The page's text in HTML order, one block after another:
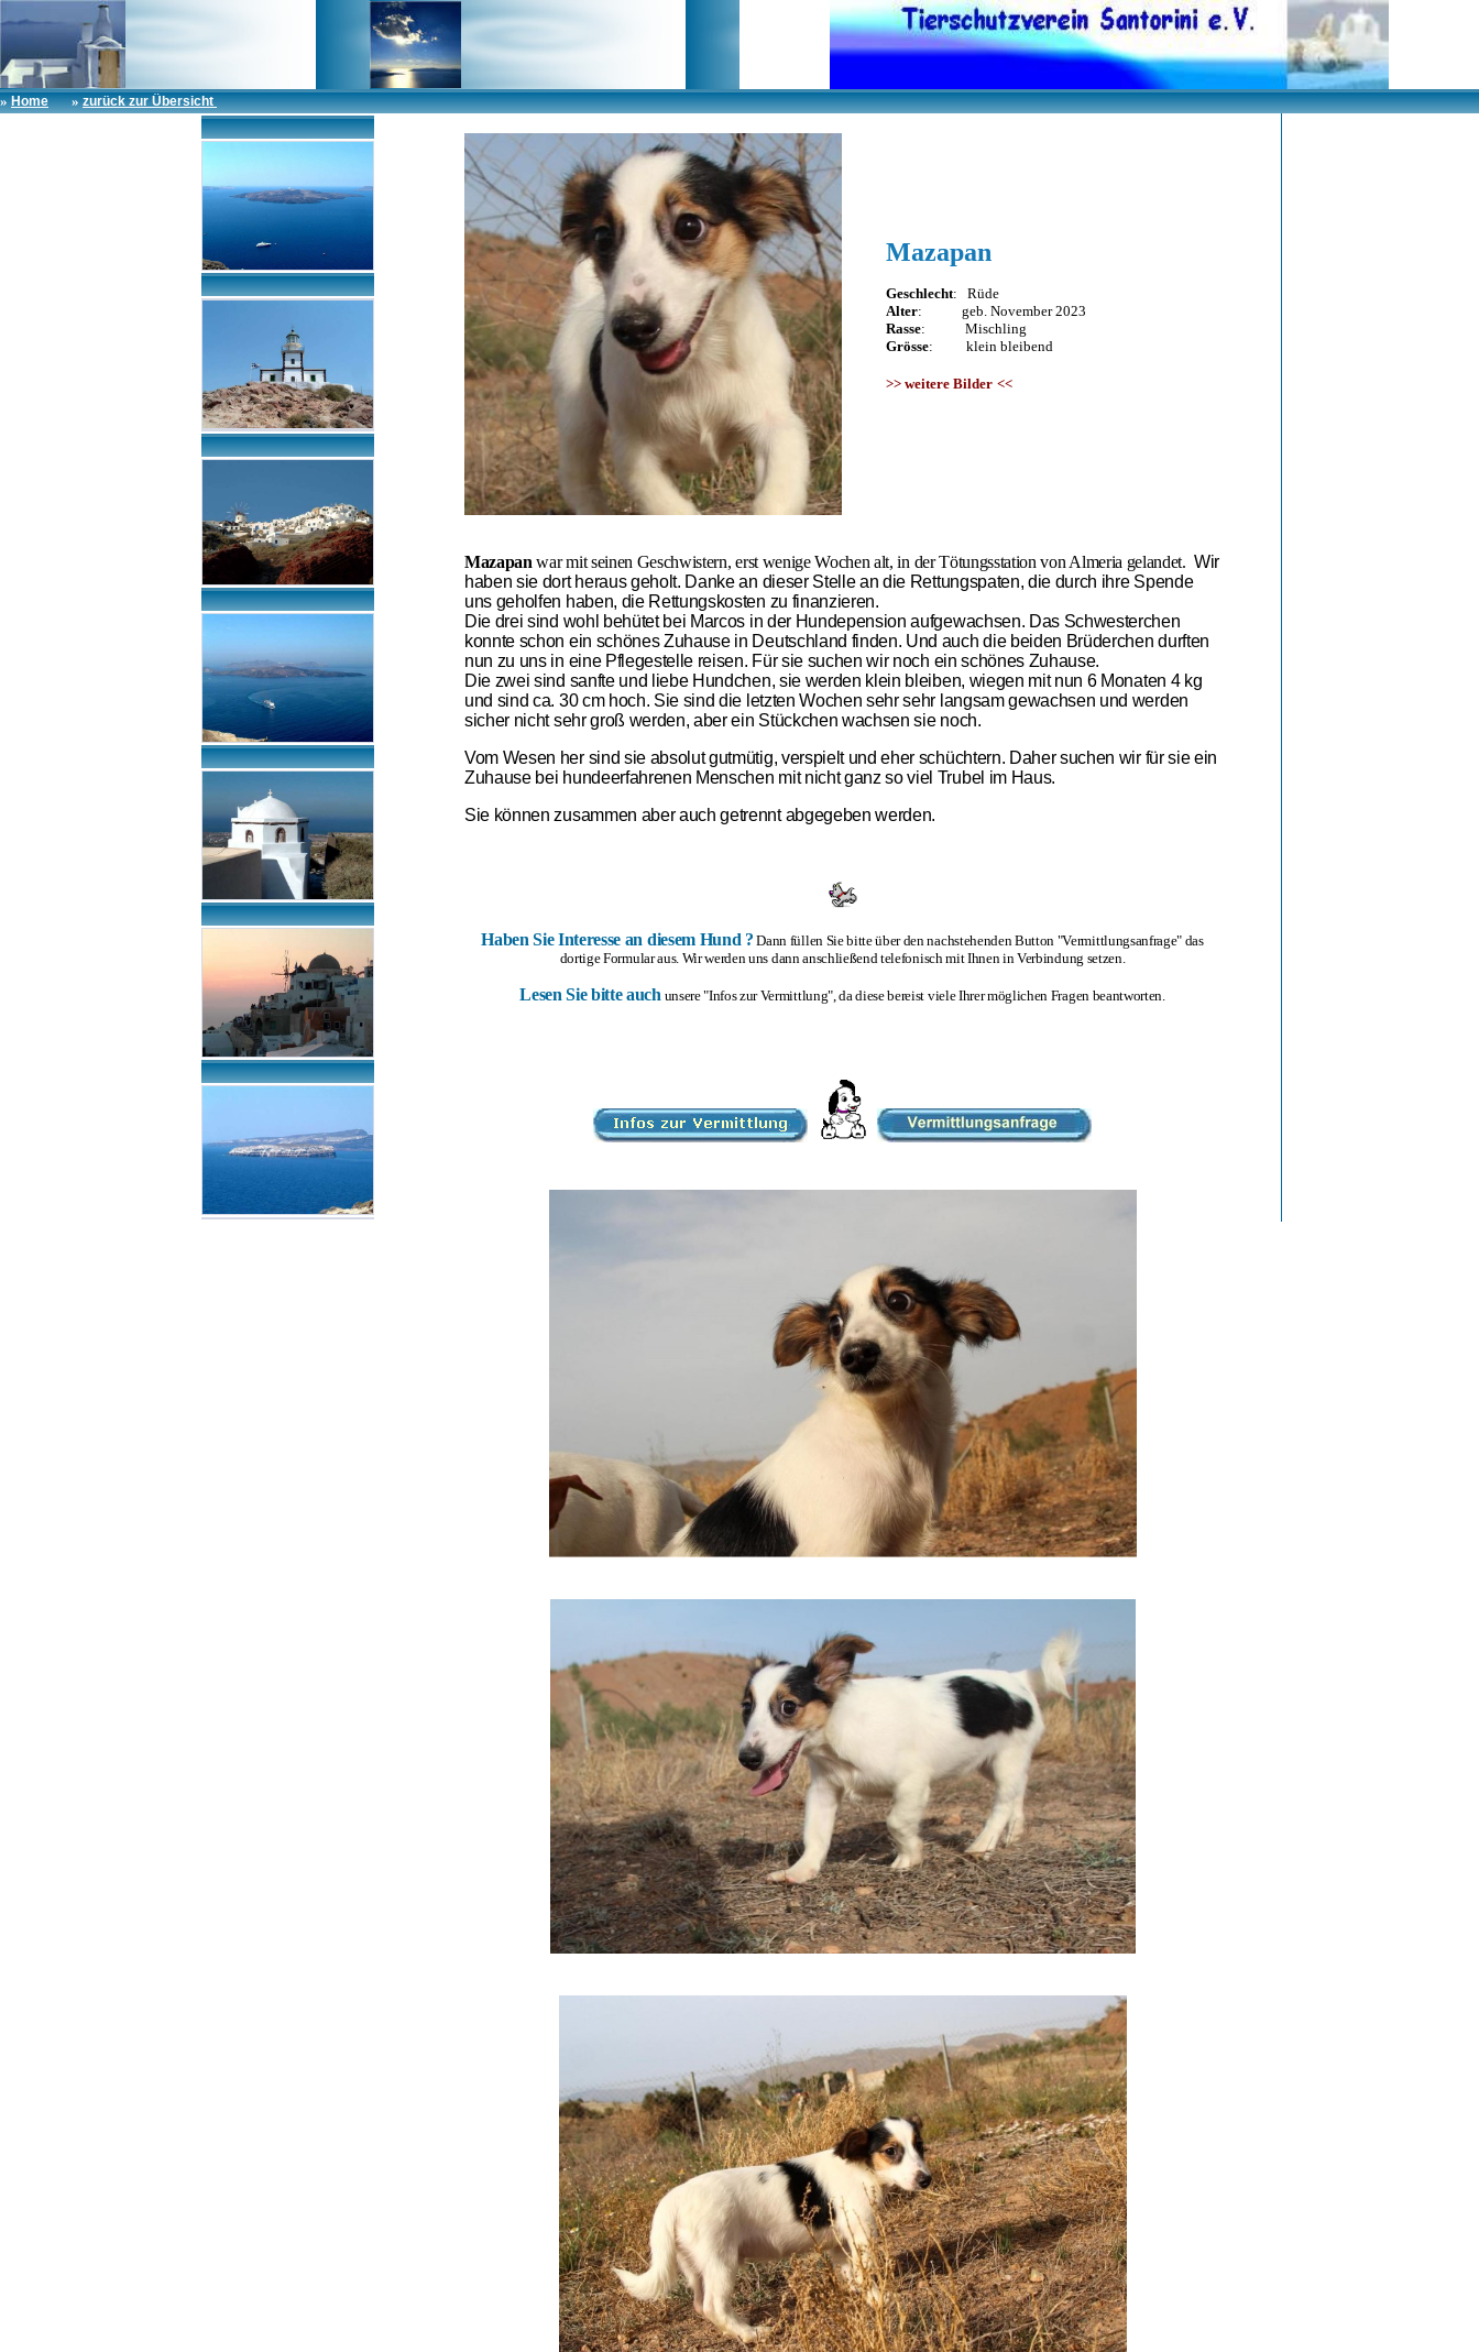
» Home »zurück zur Übersicht
Mazapan
Geschlecht: Rüde
Alter: geb. November 2023
Rasse: Mischling
Grösse: klein bleibend
>> weitere Bilder <<
Mazapanwar mit seinen Geschwistern, erst wenige Wochen alt, in der Tötungsstation von Almeria gelandet.Wir
haben sie dort heraus geholt. Danke an dieser Stelle an die Rettungspaten, die durch ihre Spende
uns geholfen haben, die Rettungskosten zu finanzieren.
Die drei sind wohl behütet bei Marcos in der Hundepension aufgewachsen. Das Schwesterchen
konnte schon ein schönes Zuhause in Deutschland finden. Und auch die beiden Brüderchen durften
nun zu uns in eine Pflegestelle reisen. Für sie suchen wir noch ein schönes Zuhause.
Die zwei sind sanfte und liebe Hundchen, sie werden klein bleiben, wiegen mit nun 6 Monaten 4 kg
und sind ca. 30 cm hoch. Sie sind die letzten Wochen sehr sehr langsam gewachsen und werden
sicher nicht sehr groß werden, aber ein Stückchen wachsen sie noch.
Vom Wesen her sind sie absolut gutmütig, verspielt und eher schüchtern. Daher suchen wir für sie ein
Zuhause bei hundeerfahrenen Menschen mit nicht ganz so viel Trubel im Haus.
Sie können zusammen aber auch getrennt abgegeben werden.
Haben Sie Interesse an diesem Hund ? Dann füllen Sie bitte über den nachstehenden Button "Vermittlungsanfrage" das
dortige Formular aus. Wir werden uns dann anschließend telefonisch mit Ihnen in Verbindung setzen.
Lesen Sie bitte auchunsere "Infos zur Vermittlung", da diese bereist viele Ihrer möglichen Fragen beantworten.